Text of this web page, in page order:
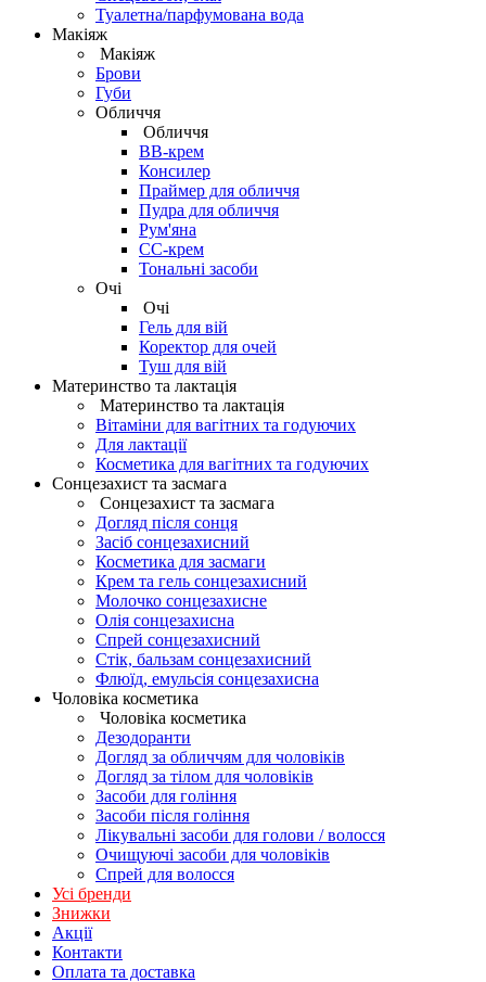
Туалетна/парфумована вода
Макіяж
Макіяж
Брови
Губи
Обличчя
Обличчя
BB-крем
Консилер
Праймер для обличчя
Пудра для обличчя
Рум'яна
СС-крем
Тональні засоби
Очі
Очі
Гель для вій
Коректор для очей
Туш для вій
Материнство та лактація
Материнство та лактація
Вітаміни для вагітних та годуючих
Для лактації
Косметика для вагітних та годуючих
Сонцезахист та засмага
Сонцезахист та засмага
Догляд після сонця
Засіб сонцезахисний
Косметика для засмаги
Крем та гель сонцезахисний
Молочко сонцезахисне
Олія сонцезахисна
Спрей сонцезахисний
Стік, бальзам сонцезахисний
Флюїд, емульсія сонцезахисна
Чоловіка косметика
Чоловіка косметика
Дезодоранти
Догляд за обличчям для чоловіків
Догляд за тілом для чоловіків
Засоби для гоління
Засоби після гоління
Лікувальні засоби для голови / волосся
Очищуючі засоби для чоловіків
Спрей для волосся
Усі бренди
Знижки
Акції
Контакти
Оплата та доставка